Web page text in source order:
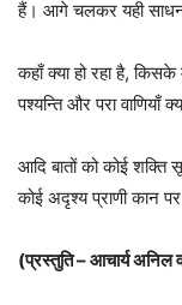
हैं। आगे चलकर यही साधना
कहाँ क्या हो रहा है,
पश्यन्ति और परा वाणियाँ
आदि बातों को कोई शक्ति
कोई अदृश्य प्राणी कान
(प्रस्तुति – आचार्य अनिल